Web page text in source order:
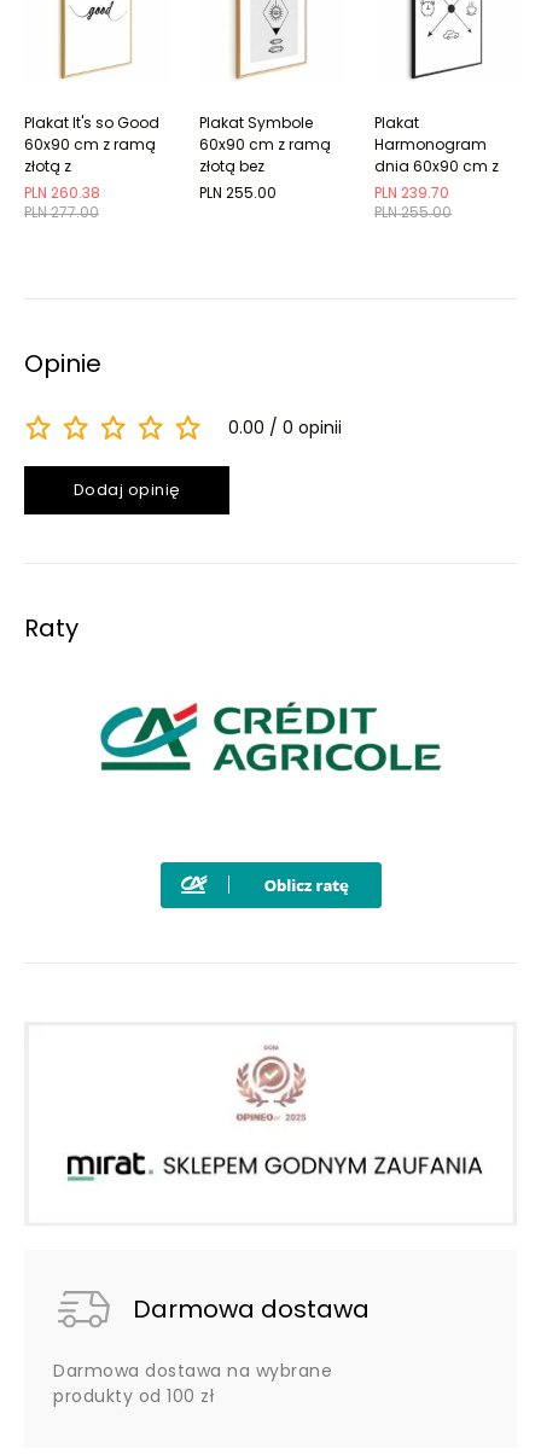
PLN 277.00
PLN 260.38
Plakat It's so Good
60x90 cm z ramą
złotą z
marginesem
PLN 255.00
Plakat Symbole
60x90 cm z ramą
złotą bez
marginesu
PLN 255.00
PLN 239.70
Plakat
Harmonogram
dnia 60x90 cm z
ramą czarną bez
marginesu
Opinie
0.00 0 opinii
Dodaj opinię
Raty
Darmowa dostawa
Darmowa dostawa na wybrane
produkty od 100 zł